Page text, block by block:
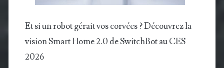
Et si un robot gérait vos corvées ? Découvrez la
vision Smart Home 2.0 de SwitchBot au CES
2026